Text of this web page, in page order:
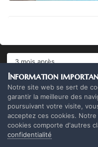
3 mois après...
Brakasse
Posté(e) le 6
Information
Notre site web se sert de
garantir la meilleure des
poursuivant votre visite,
acceptez ces cookies.
cookies comporte d'autres
confidentialité